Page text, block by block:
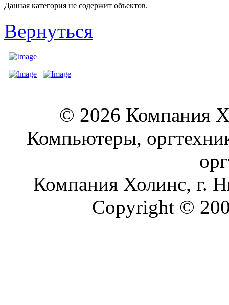
Данная категория не содержит объектов.
Вернуться
© 2026 Компания
Компьютеры,
Компания Холинс, г.
Copyright ©